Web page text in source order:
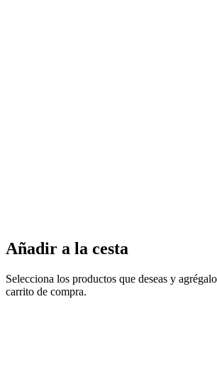
Añadir a la cesta
Selecciona los productos que deseas y
carrito de compra.